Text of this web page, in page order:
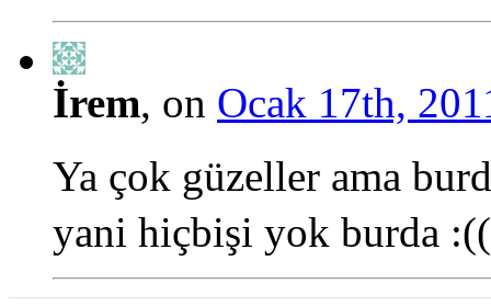
İrem, on Ocak 17th,
Ya çok güzeller ama
yani hiçbişi yok burda :((